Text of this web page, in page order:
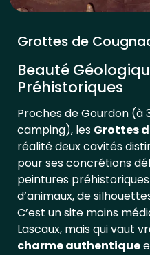
Grottes de
Beauté
Préhistoriques
Proches de Gourdon (à
camping), les Grottes
réalité deux cavités
pour ses concrétions
peintures
d’animaux, de
C’est un site moins
Lascaux, mais qui vaut
charme authentique